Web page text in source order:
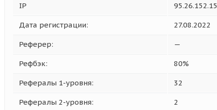
IP
Дата регистрации: 27.08.2022
Реферер: —
Рефбэк: 80%
Рефералы 1-уровня: 32
Рефералы 2-уровня: 2